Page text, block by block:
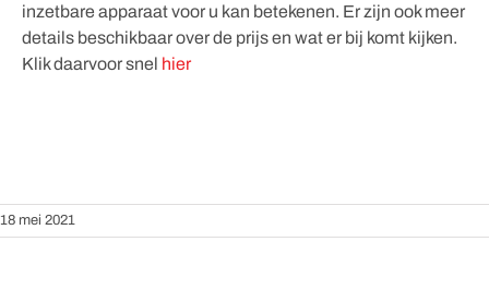
inzetbare apparaat voor u kan betekenen. Er zijn ook meer
details beschikbaar over de prijs en wat er bij komt kijken.
Klik daarvoor snel hier
18 mei 2021